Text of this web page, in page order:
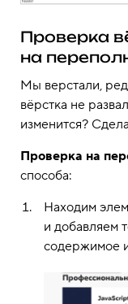
Проверка
на
Мы верстали,
вёрстка не
изменится?
Проверка на
способа:
Находим
и добавляем
содержимое и